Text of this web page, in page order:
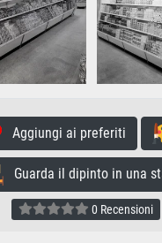
Aggiungi ai preferiti
Guarda il dipinto in una
0 Recensioni